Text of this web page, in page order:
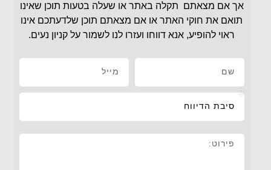
אך אם מצאתם תקלה באתר או שעלה בטעות תוכן שאינו
תואם את חוקי האתר או אם מצאתם תוכן שלדעתכם אינו
ראוי להופיע, אנא דווחו ועזרו לנו לשמור על קניון נעים.